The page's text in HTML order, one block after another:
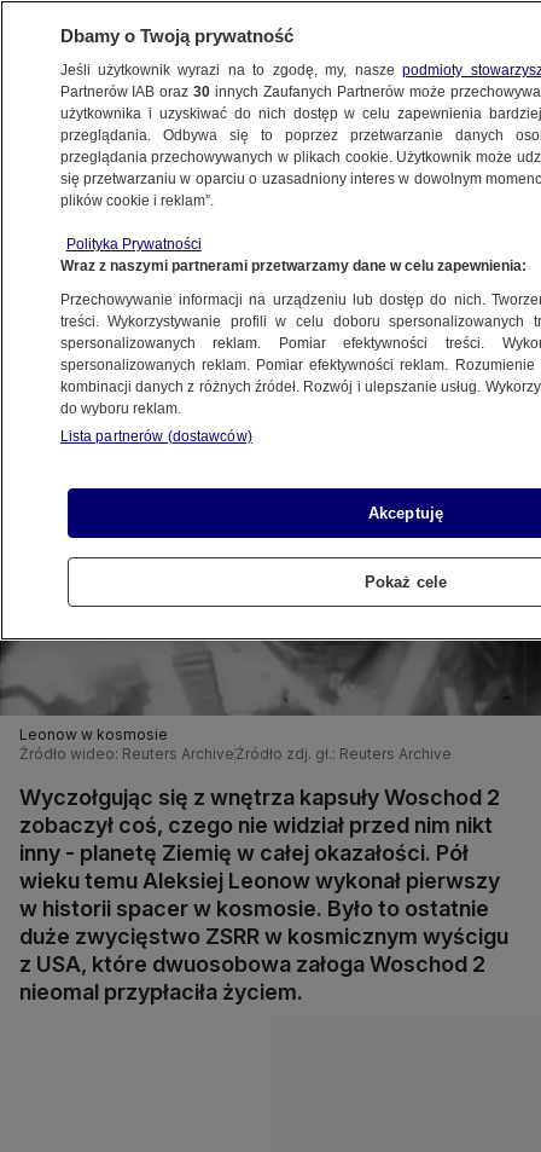
ŚWIAT
Przełomowe 12 minut Leonowa
22.03.2015, 10:39
Udostępnij
Leonow w kosmosie
Źródło wideo: Reuters Archive Źródło zdj. gł.: Reuters Archive
Wyczołgując się z wnętrza kapsuły Woschod 2
zobaczył coś, czego nie widział przed nim nikt
inny - planetę Ziemię w całej okazałości. Pół
wieku temu Aleksiej Leonow wykonał pierwszy
w historii spacer w kosmosie. Było to ostatnie
duże zwycięstwo ZSRR w kosmicznym wyścigu
z USA, które dwuosobowa załoga Woschod 2
nieomal przypłaciła życiem.
Dbamy o Twoją prywatność
Jeśli użytkownik wyrazi na to zgodę, my, naszepodmioty
Partnerów IAB oraz30 innych Zaufanych Partnerów może
użytkownika i uzyskiwać do nich dostęp w celu zapewnienia
przeglądania. Odbywa się to poprzez przetwarzanie danych
przeglądania przechowywanych w plikach cookie. Użytkownik może
się przetwarzaniu w oparciu o uzasadniony interes w dowolnym
plików cookie i reklam”.
Polityka Prywatności
Wraz z naszymi partnerami przetwarzamy dane w celu zapewnienia:
Przechowywanie informacji na urządzeniu lub dostęp do nich.
treści. Wykorzystywanie profili w celu doboru spersonalizowanych
spersonalizowanych reklam. Pomiar efektywności treści.
spersonalizowanych reklam. Pomiar efektywności reklam.
kombinacji danych z różnych źródeł. Rozwój i ulepszanie usług.
do wyboru reklam.
Lista partnerów (dostawców)
Akceptuję
Pokaż cele